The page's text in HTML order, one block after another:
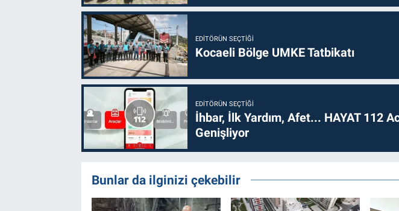
EDITÖRÜN SEÇTIĞI
Kocaeli Bölge UMKE Tatbikatı
EDITÖRÜN SEÇTIĞI
İhbar, İlk Yardım, Afet... HAYAT 112
Genişliyor
Bunlar da ilginizi çekebilir